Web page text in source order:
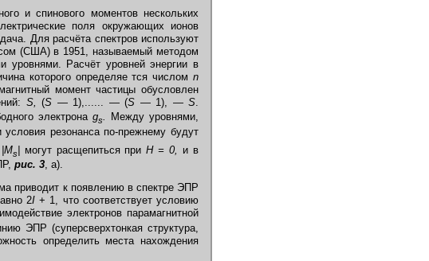
и спинового моментов нескольких
поля окружающих ионов
Для расчёта спектров используют
(США) в 1951, называемый методом
уровнями. Расчёт уровней энергии в
которого определяе тся числом n
момент частицы обусловлен
S, (S — 1),...... — (S — 1), —S
электрона gs.
Между уровнями,
резонанса по-прежнему будут
|Ms могут расщепиться приН = 0,
и в
рис. 3, а).
приводит к появлению в спектре ЭПР
2I+ 1, что соответствует условию
электронов парамагнитной
ЭПР (суперсверхтонкая структура,
определить места нахождения